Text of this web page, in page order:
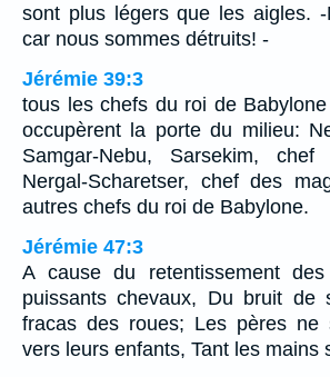
sont plus légers que les aigles.
car nous sommes détruits! -
Jérémie 39:3
tous les chefs du roi de
occupèrent la porte du milieu:
Samgar-Nebu, Sarsekim, chef
Nergal-Scharetser, chef des
autres chefs du roi de Babylone.
Jérémie 47:3
A cause du retentissement
puissants chevaux, Du bruit de
fracas des roues; Les pères ne
vers leurs enfants, Tant les mains